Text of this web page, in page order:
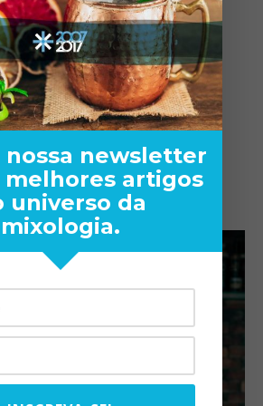
nossa newsletter
melhores artigos
universo da
mixologia.